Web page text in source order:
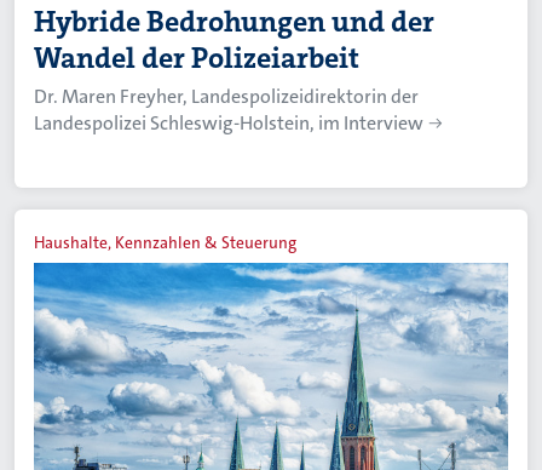
Hybride Bedrohungen und der
Wandel der Polizeiarbeit
Dr. Maren Freyher, Landespolizeidirektorin der
Landespolizei Schleswig-Holstein, im Interview
Haushalte, Kennzahlen & Steuerung